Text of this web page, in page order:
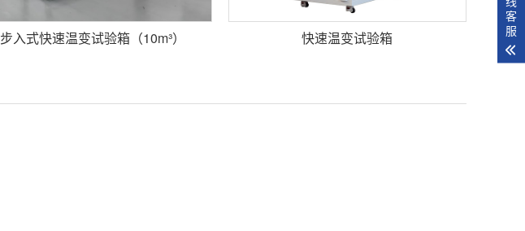
步入式快速温变试验箱（10m³） 快速温变试验箱
客
服